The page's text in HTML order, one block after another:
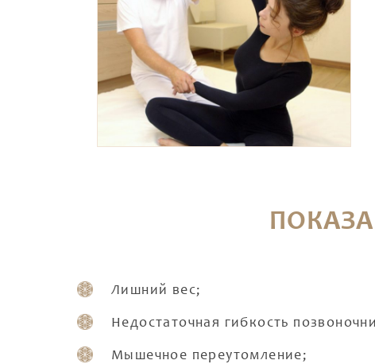
Лишний вес;
Недостаточная гибкость
Мышечное переутомление;